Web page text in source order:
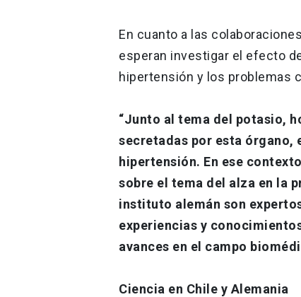
En cuanto a las
esperan investigar el efecto
hipertensión y los problemas
“Junto al tema del potasio,
secretadas por esta órgano,
hipertensión. En ese
sobre el tema del alza en la
instituto alemán son
experiencias y
avances en el campo
Ciencia en Chile y Alemania